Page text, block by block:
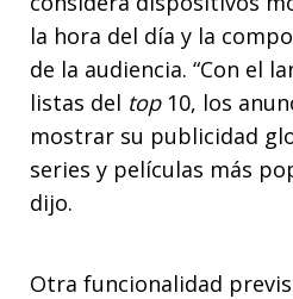
la hora del día y la
de la audiencia. “Con el
listas del top10, los
mostrar su publicidad
series y películas más
dijo.
Otra funcionalidad